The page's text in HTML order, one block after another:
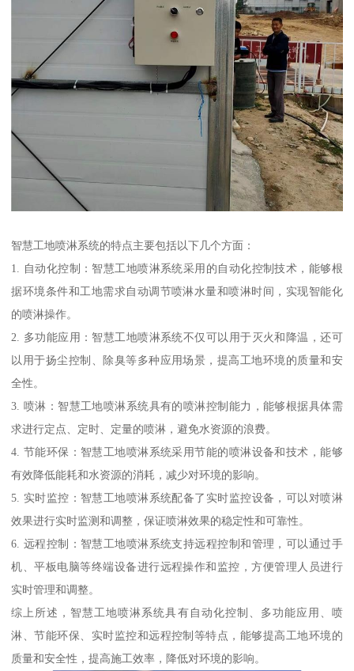
智慧工地喷淋系统的特点主要包括以下几个方面：
1. 自动化控制：智慧工地喷淋系统采用的自动化控制技术，能够根
据环境条件和工地需求自动调节喷淋水量和喷淋时间，实现智能化
的喷淋操作。
2. 多功能应用：智慧工地喷淋系统不仅可以用于灭火和降温，还可
以用于扬尘控制、除臭等多种应用场景，提高工地环境的质量和安
全性。
3. 喷淋：智慧工地喷淋系统具有的喷淋控制能力，能够根据具体需
求进行定点、定时、定量的喷淋，避免水资源的浪费。
4. 节能环保：智慧工地喷淋系统采用节能的喷淋设备和技术，能够
有效降低能耗和水资源的消耗，减少对环境的影响。
5. 实时监控：智慧工地喷淋系统配备了实时监控设备，可以对喷淋
效果进行实时监测和调整，保证喷淋效果的稳定性和可靠性。
6. 远程控制：智慧工地喷淋系统支持远程控制和管理，可以通过手
机、平板电脑等终端设备进行远程操作和监控，方便管理人员进行
实时管理和调整。
综上所述，智慧工地喷淋系统具有自动化控制、多功能应用、喷
淋、节能环保、实时监控和远程控制等特点，能够提高工地环境的
质量和安全性，提高施工效率，降低对环境的影响。